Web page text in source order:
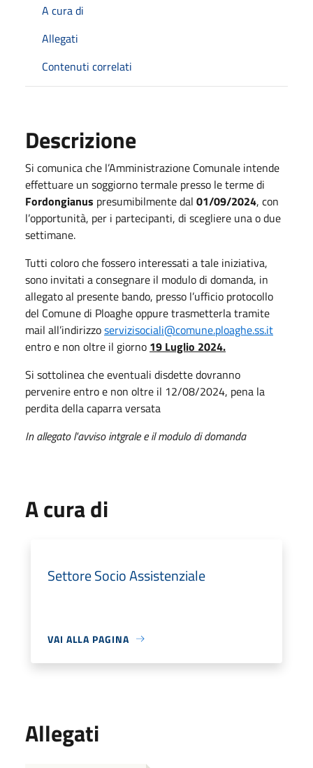
A cura di
Allegati
Contenuti correlati
Descrizione
Si comunica che l’Amministrazione Comunale intende
effettuare un soggiorno termale presso le terme di
Fordongianus presumibilmente dal 01/09/2024, con
l’opportunità, per i partecipanti, di scegliere una o due
settimane.
Tutti coloro che fossero interessati a tale iniziativa,
sono invitati a consegnare il modulo di domanda, in
allegato al presente bando, presso l’ufficio protocollo
del Comune di Ploaghe oppure trasmetterla tramite
mail all’indirizzoservizisociali@comune.ploaghe.ss.it
entro e non oltre il giorno 19 Luglio 2024.
Si sottolinea che eventuali disdette dovranno
pervenire entro e non oltre il 12/08/2024, pena la
perdita della caparra versata
In allegato l'avviso intgrale e il modulo di domanda
A cura di
Settore Socio Assistenziale
VAI ALLA PAGINA
Allegati